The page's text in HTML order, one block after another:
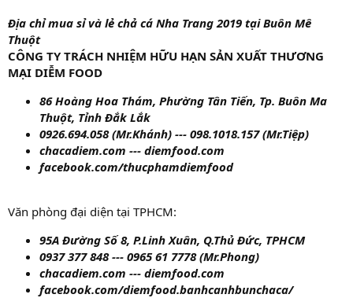
Địa chỉ mua sỉ và lẻ chả cá Nha Trang 2019 tại Buôn Mê
Thuột
CÔNG TY TRÁCH NHIỆM HỮU HẠN SẢN XUẤT THƯƠNG
MẠI DIỄM FOOD
86 Hoàng Hoa Thám, Phường Tân Tiến, Tp. Buôn Ma
Thuột, Tỉnh Đắk Lắk
0926.694.058 (Mr.Khánh) --- 098.1018.157 (Mr.Tiệp)
chacadiem.com --- diemfood.com
facebook.com/thucphamdiemfood
Văn phòng đại diện tại TPHCM:
95A Đường Số 8, P.Linh Xuân, Q.Thủ Đức, TPHCM
0937 377 848 --- 0965 61 7778 (Mr.Phong)
chacadiem.com --- diemfood.com
facebook.com/diemfood.banhcanhbunchaca/